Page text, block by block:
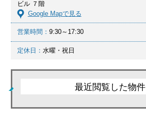
ビル ７階
Google Mapで見る
営業時間： 9:30～17:30
定休日： 水曜・祝日
最近閲覧した物件